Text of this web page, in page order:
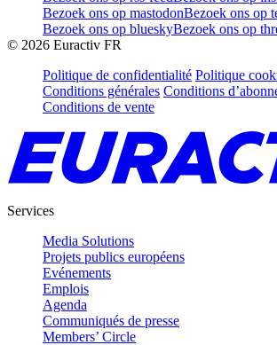
Bezoek ons op mastodonBezoek ons op
Bezoek ons op blueskyBezoek ons op
© 2026 Euractiv FR
Politique de confidentialité Politique
Conditions générales Conditions
Conditions de vente
Services
Media Solutions
Projets publics européens
Evénements
Emplois
Agenda
Communiqués de presse
Members’ Circle